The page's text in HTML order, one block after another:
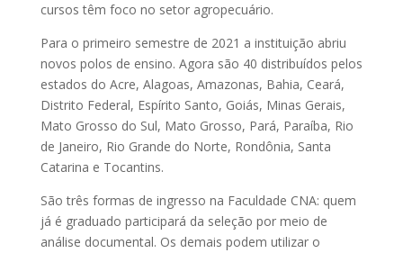
cursos têm foco no setor agropecuário.
Para o primeiro semestre de 2021 a instituição abriu
novos polos de ensino. Agora são 40 distribuídos pelos
estados do Acre, Alagoas, Amazonas, Bahia, Ceará,
Distrito Federal, Espírito Santo, Goiás, Minas Gerais,
Mato Grosso do Sul, Mato Grosso, Pará, Paraíba, Rio
de Janeiro, Rio Grande do Norte, Rondônia, Santa
Catarina e Tocantins.
São três formas de ingresso na Faculdade CNA: quem
já é graduado participará da seleção por meio de
análise documental. Os demais podem utilizar o